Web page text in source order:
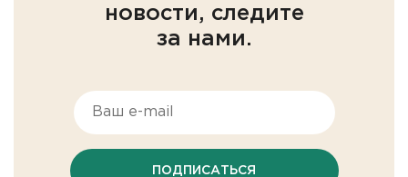
новости, следите
за нами.
ПОДПИСАТЬСЯ